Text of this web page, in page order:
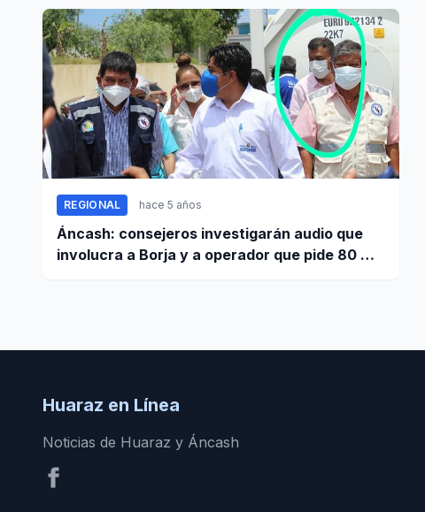
REGIONAL hace 5 años
Áncash: consejeros investigarán audio que
involucra a Borja y a operador que pide 80 mil
Huaraz en Línea
Noticias de Huaraz y Áncash